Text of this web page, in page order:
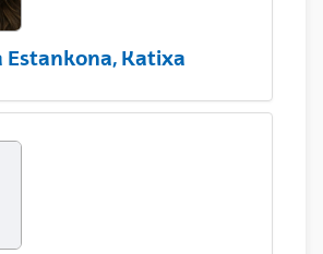
Estankona, Katixa